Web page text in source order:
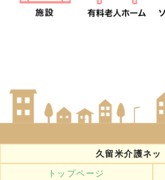
久留米介護ネッ
トップページ